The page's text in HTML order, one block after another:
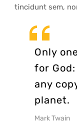
tincidunt sem,
Only
for
any
planet.
Mark Twain